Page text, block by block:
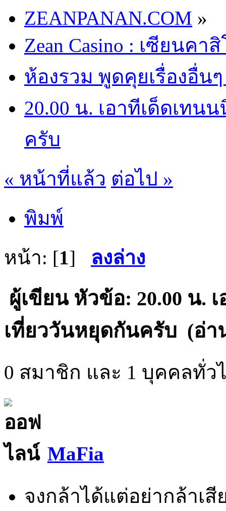
ZEANPANAN.COM »
Zean Casino : เซียนคา
ห้องรวม พูดคุยเรื่องอื่น
20.00 น. เอาทีเด็ดเทน
ครับ
« หน้าที่แล้ว ต่อไป »
พิมพ์
หน้า: [1] ลงล่าง
ผู้เขียนหัวข้อ: 20.00 น.
เที่ยววันหยุดกันครับ (อ่า
0 สมาชิก และ 1 บุคคลทั่ว
MaFia
จงกล้าได้แต่อย่ากล้าเสี